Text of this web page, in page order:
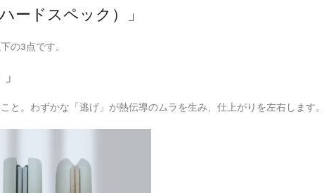
ードスペック）」
の3点です。
と。わずかな「逃げ」が熱伝導のムラを生み、仕上がりを左右します。